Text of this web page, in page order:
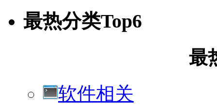
最热分类Top6
最
软件相关